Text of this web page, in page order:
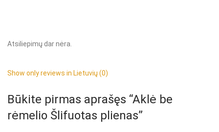
Atsiliepimų dar nėra.
Show only reviews in Lietuvių (0)
Būkite pirmas aprašęs “Aklė be
rėmelio Šlifuotas plienas”